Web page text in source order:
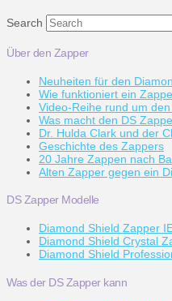
Search
Über den Zapper
Neuheiten für den
Wie funktioniert ein
Video-Reihe rund um
Was macht den DS
Dr. Hulda Clark und der
Geschichte des Zappers
20 Jahre Zappen nach
Alten Zapper gegen ein
DS Zapper Modelle
Diamond Shield Zapper
Diamond Shield Crystal
Diamond Shield
Was der DS Zapper kann